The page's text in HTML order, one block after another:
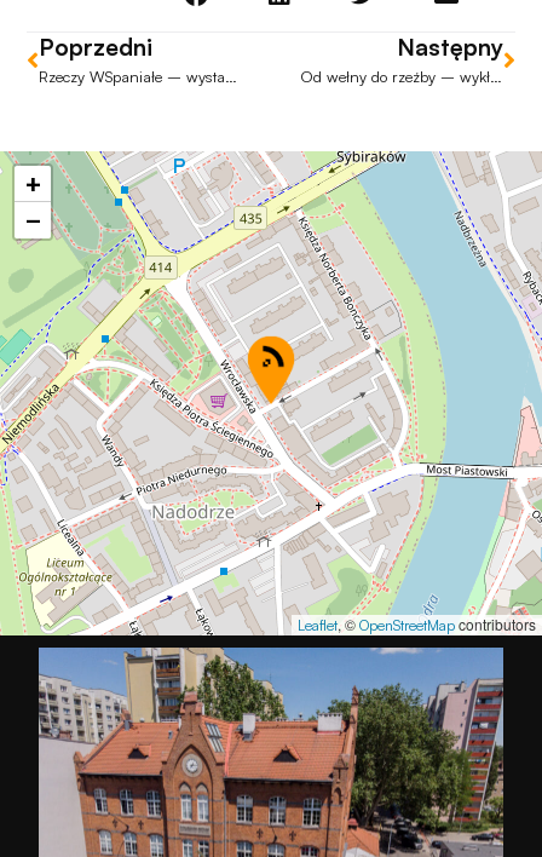
Poprzedni
Rzeczy WSpaniałe – wystawa Akademickiego Koła Artystycznego AKA
Następny
Od wełny do rzeźby – wykład i warsztaty Katarzyny Adamek
+
−
Leaflet, © OpenStreetMap contributors